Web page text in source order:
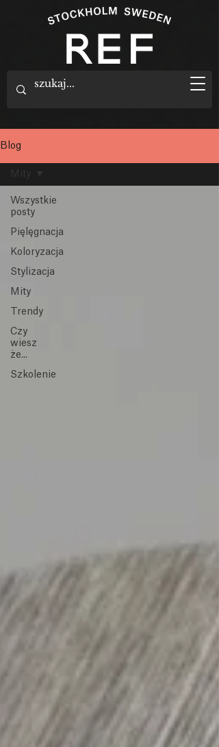
Blog
Wszystkie
posty
Pięlęgnacja
Koloryzacja
Stylizacja
Mity
Trendy
Czy
wiesz
że...
Szkolenie